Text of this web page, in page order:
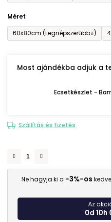
Méret
60x80cm (Legnépszerűbb⭐)
Most ajándékba adjuk a
Ecsetkészlet -
Szállítás és fizetés
Ne hagyja ki a -3%-os
Az
0d